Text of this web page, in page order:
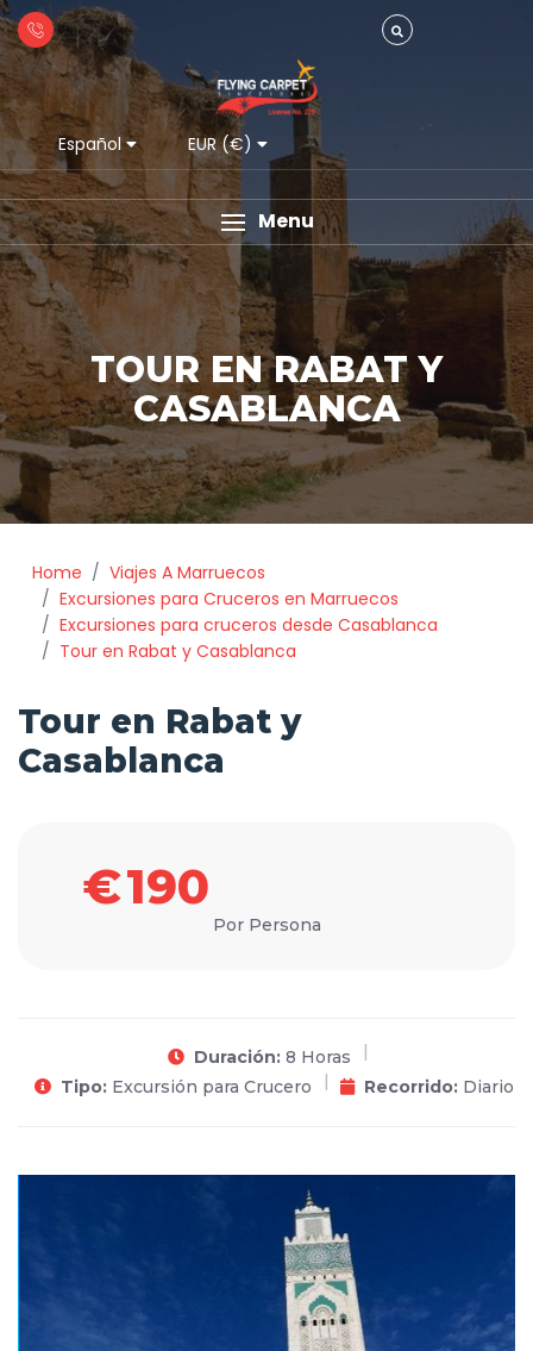
Español EUR (€)
Menu
TOUR EN RABAT Y
CASABLANCA
Home
Viajes A Marruecos
Excursiones para Cruceros en Marruecos
Excursiones para cruceros desde Casablanca
Tour en Rabat y Casablanca
Tour en Rabat y
Casablanca
€190
Por Persona
Duración: 8 Horas
Tipo: Excursión para Crucero Recorrido: Diario